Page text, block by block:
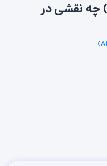
امبدینگ (Embedding) چه نقشی در